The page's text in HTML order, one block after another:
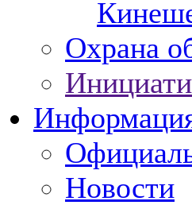
Охрана
Новости